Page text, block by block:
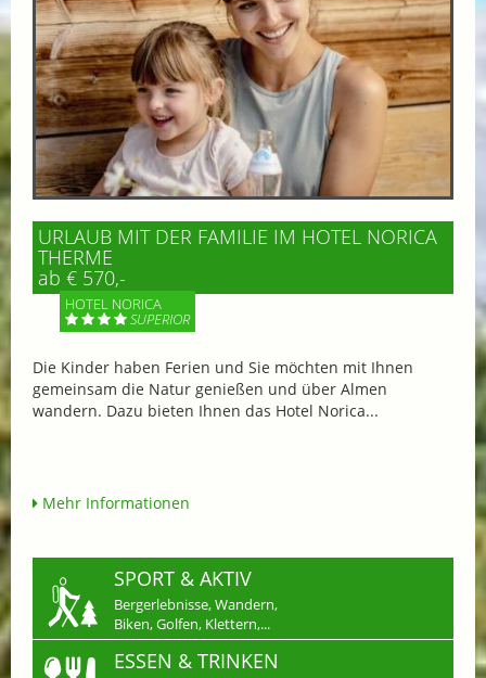
URLAUB MIT DER FAMILIE IM HOTEL NORICA
THERME
ab € 570,-
HOTEL NORICA
SUPERIOR
Die Kinder haben Ferien und Sie möchten mit Ihnen
gemeinsam die Natur genießen und über Almen
wandern. Dazu bieten Ihnen das Hotel Norica...
Mehr Informationen
SPORT & AKTIV
Bergerlebnisse, Wandern,
Biken, Golfen, Klettern,...
ESSEN & TRINKEN